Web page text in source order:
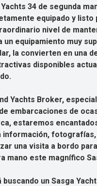
34 de segunda
equipado y listo
nivel de
un equipamiento muy
la convierten en una
disponibles
Yachts Broker,
embarcaciones de
estaremos
información,
una visita a bordo
mano este magnífico
buscando un Sasga